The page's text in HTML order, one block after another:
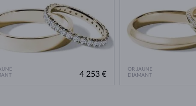
4 253 €
OR JAUNE
DIAMANT